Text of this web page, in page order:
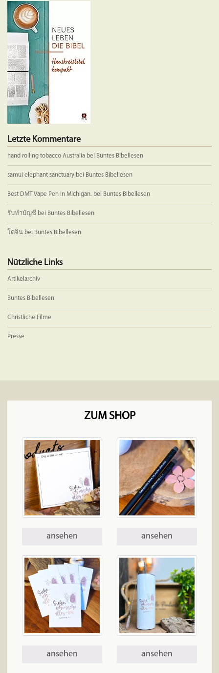
Letzte Kommentare
hand rolling tobacco Australia bei Buntes Bibellesen
samui elephant sanctuary bei Buntes Bibellesen
Best DMT Vape Pen In Michigan. bei Buntes Bibellesen
รับทำบัญชี bei Buntes Bibellesen
โดจิน bei Buntes Bibellesen
Nützliche Links
Artikelarchiv
Buntes Bibellesen
Christliche Filme
Presse
ZUM SHOP
ansehen ansehen
ansehen ansehen